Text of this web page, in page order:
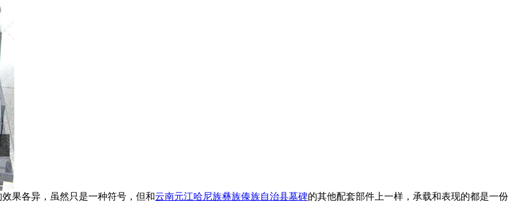
果各异，虽然只是一种符号，但和云南元江哈尼族彝族傣族自治县墓碑的其他配套部件上一样，承载和表现的都是一份